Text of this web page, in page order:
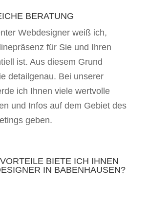
BERATUNG
Webdesigner weiß ich,
für Sie und Ihren
ist. Aus diesem Grund
detailgenau. Bei unserer
ich Ihnen viele wertvolle
und Infos auf dem Gebiet des
geben.
BIETE ICH IHNEN
IN BABENHAUSEN?